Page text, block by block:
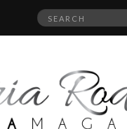
Search